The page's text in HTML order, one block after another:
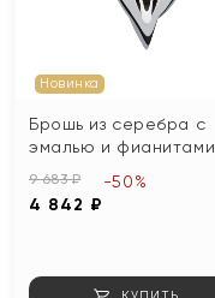
Новинка
Брошь из серебра с
эмалью и фианитами
9 683 ₽
4 842 ₽
-50%